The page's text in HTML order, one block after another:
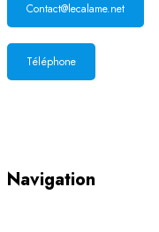
Contact@lecalame.net
Téléphone
Navigation